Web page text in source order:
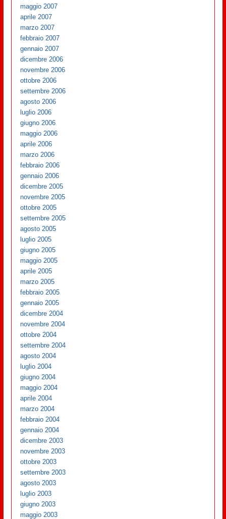
maggio 2007
aprile 2007
marzo 2007
febbraio 2007
gennaio 2007
dicembre 2006
novembre 2006
ottobre 2006
settembre 2006
agosto 2006
luglio 2006
giugno 2006
maggio 2006
aprile 2006
marzo 2006
febbraio 2006
gennaio 2006
dicembre 2005
novembre 2005
ottobre 2005
settembre 2005
agosto 2005
luglio 2005
giugno 2005
maggio 2005
aprile 2005
marzo 2005
febbraio 2005
gennaio 2005
dicembre 2004
novembre 2004
ottobre 2004
settembre 2004
agosto 2004
luglio 2004
giugno 2004
maggio 2004
aprile 2004
marzo 2004
febbraio 2004
gennaio 2004
dicembre 2003
novembre 2003
ottobre 2003
settembre 2003
agosto 2003
luglio 2003
giugno 2003
maggio 2003